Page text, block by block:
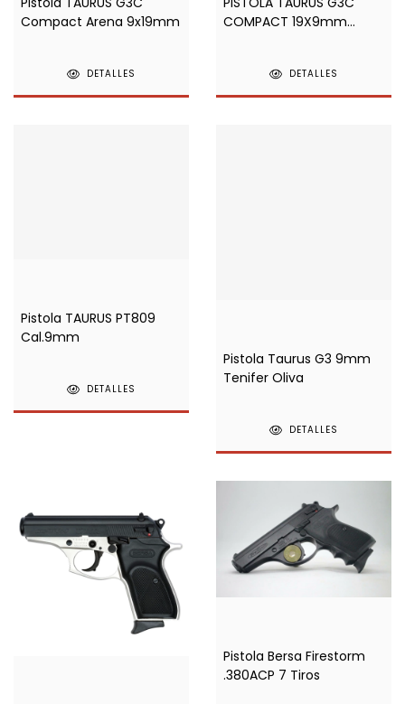
Compact Arena 9x19mm
DETALLES
COMPACT 19X9mm
DETALLES
Pistola TAURUS PT809
Cal.9mm
DETALLES
Pistola Taurus G3 9mm
Tenifer Oliva
DETALLES
Pistola Bersa Firestorm
.380ACP 7 Tiros